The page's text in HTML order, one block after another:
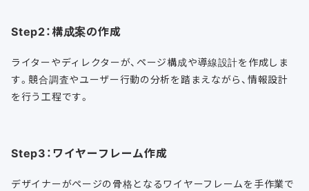
Step2：構成案の作成
ライターやディレクターが、ページ構成や導線設計を作成しま
す。競合調査やユーザー行動の分析を踏まえながら、情報設計
を行う工程です。
Step3：ワイヤーフレーム作成
デザイナーがページの骨格となるワイヤーフレームを手作業で